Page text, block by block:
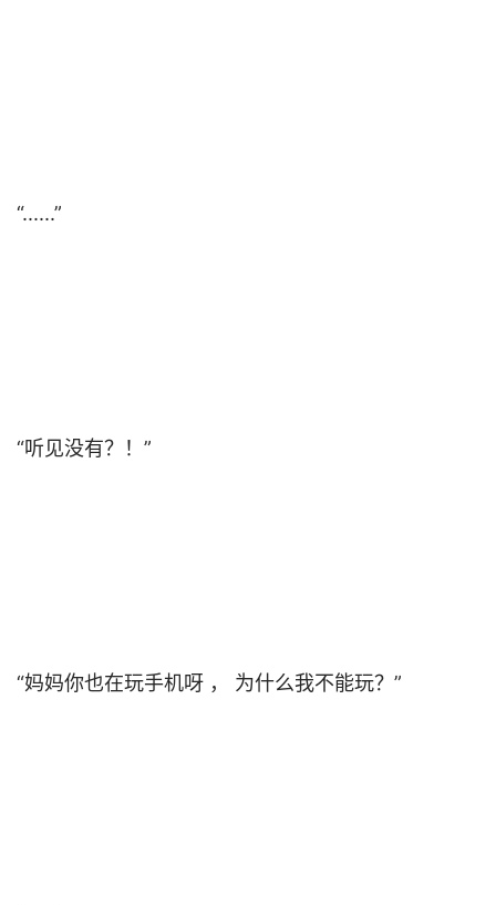
“......”
“听见没有？！”
“妈妈你也在玩手机呀 ， 为什么我不能玩？”